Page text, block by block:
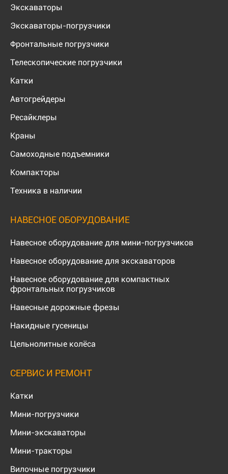
Экскаваторы
Экскаваторы-погрузчики
Фронтальные погрузчики
Телескопические погрузчики
Катки
Автогрейдеры
Ресайклеры
Краны
Самоходные подъемники
Компакторы
Техника в наличии
НАВЕСНОЕ ОБОРУДОВАНИЕ
Навесное оборудование для мини-погрузчиков
Навесное оборудование для экскаваторов
Навесное оборудование для компактных
фронтальных погрузчиков
Навесные дорожные фрезы
Накидные гусеницы
Цельнолитные колёса
СЕРВИС И РЕМОНТ
Катки
Мини-погрузчики
Мини-экскаваторы
Мини-тракторы
Вилочные погрузчики